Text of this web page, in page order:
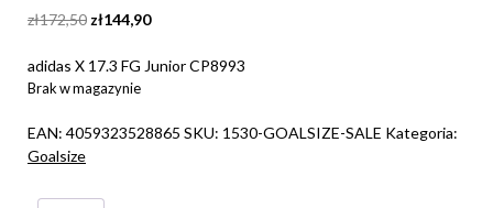
zł172,50 Original
was:
zł172,50.
zł144,90Current
is:
adidas X 17.3 FG Junior CP8993
Brak w magazynie
EAN: 4059323528865 SKU: 1530-GOALSIZE-SALE Kategoria:
Goalsize